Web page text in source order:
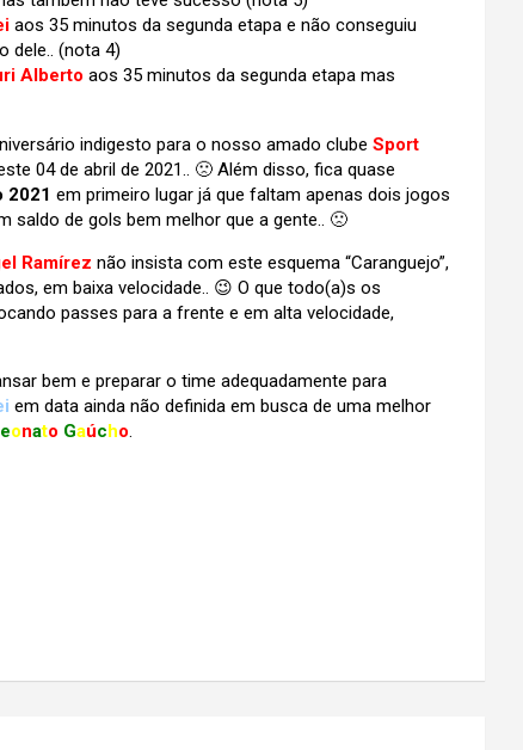
aos 35 minutos da segunda etapa e não conseguiu
dele.. (nota 4)
Alberto aos 35 minutos da segunda etapa mas
indigesto para o nosso amado clube Sport
04 de abril de 2021.. 🙁 Além disso, fica quase
2021 em primeiro lugar já que faltam apenas dois jogos
saldo de gols bem melhor que a gente.. 🙁
Ramírez não insista com este esquema “Caranguejo”,
em baixa velocidade.. 😉 O que todo(a)s os
passes para a frente e em alta velocidade,
bem e preparar o time adequadamente para
em data ainda não definida em busca de uma melhor
eonato Gaúcho.